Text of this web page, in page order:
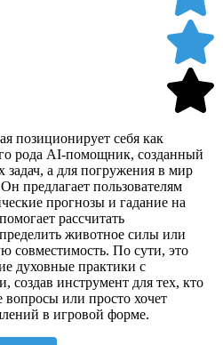
позиционирует себя как
рода AI-помощник, созданный
а для погружения в мир
предлагает пользователям
прогнозы и гадание на
рассчитать
животное силы или
совместимость. По сути, это
духовные практики с
создав инструмент для тех, кто
или просто хочет
в игровой форме.